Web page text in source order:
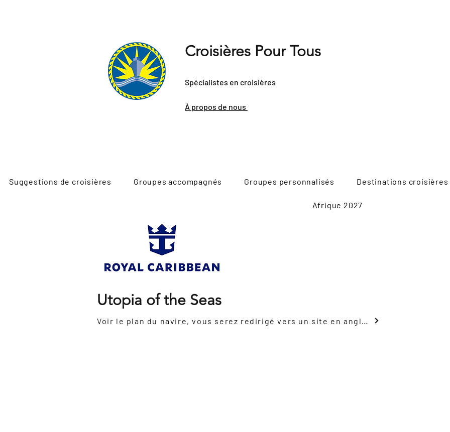
Croisières Pour Tous
Spécialistes en croisières
À propos de nous
Suggestions de croisières Groupes accompagnés Groupes personnalisés Destinations croisières
Afrique 2027
Utopia of the Seas